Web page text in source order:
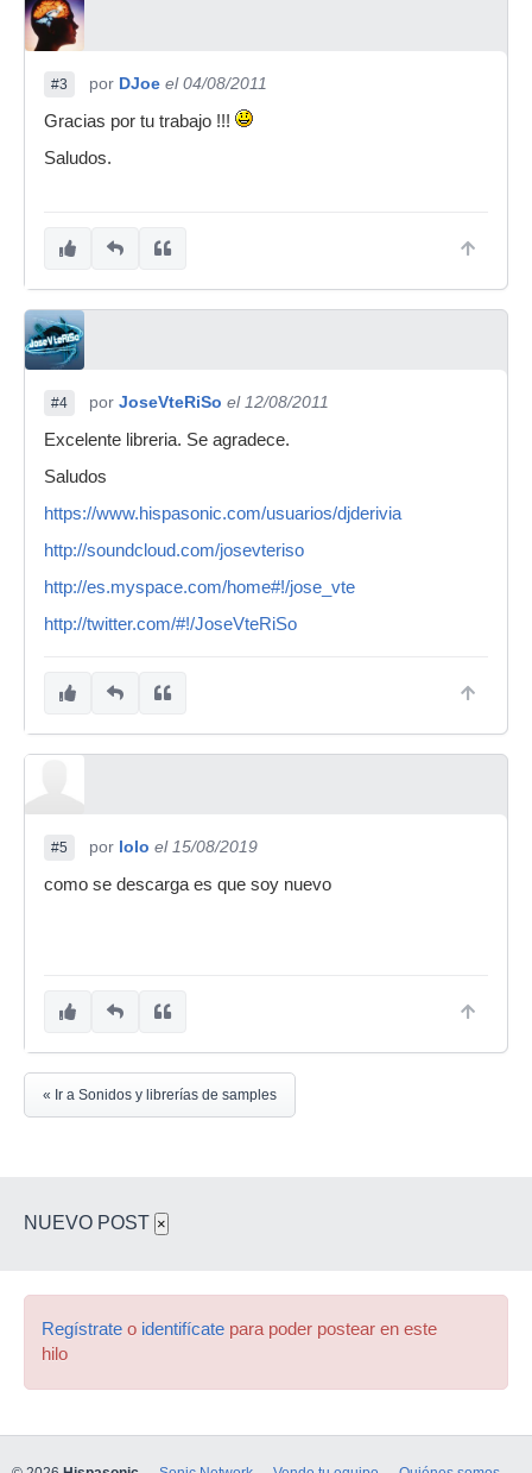
#3 por DJoe el 04/08/2011
Gracias por tu trabajo !!!
Saludos.
#4 por JoseVteRiSo el 12/08/2011
Excelente libreria. Se agradece.
Saludos
https://www.hispasonic.com/usuarios/djderivia
http://soundcloud.com/josevteriso
http://es.myspace.com/home#!/jose_vte
http://twitter.com/#!/JoseVteRiSo
#5 por lolo el 15/08/2019
como se descarga es que soy nuevo
« Ir a Sonidos y librerías de samples
NUEVO POST ×
Regístrate o identifícate para poder postear en este
hilo